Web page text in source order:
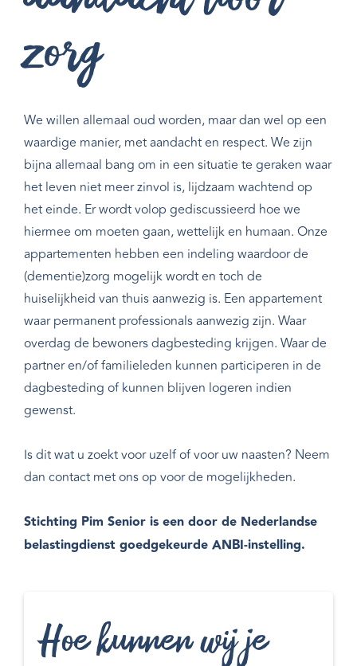
zorg
We willen allemaal oud worden, maar dan wel op een
waardige manier, met aandacht en respect. We zijn
bijna allemaal bang om in een situatie te geraken waar
het leven niet meer zinvol is, lijdzaam wachtend op
het einde. Er wordt volop gediscussieerd hoe we
hiermee om moeten gaan, wettelijk en humaan. Onze
appartementen hebben een indeling waardoor de
(dementie)zorg mogelijk wordt en toch de
huiselijkheid van thuis aanwezig is. Een appartement
waar permanent professionals aanwezig zijn. Waar
overdag de bewoners dagbesteding krijgen. Waar de
partner en/of familieleden kunnen participeren in de
dagbesteding of kunnen blijven logeren indien
gewenst.
Is dit wat u zoekt voor uzelf of voor uw naasten? Neem
dan contact met ons op voor de mogelijkheden.
Stichting Pim Senior is een door de Nederlandse
belastingdienst goedgekeurde ANBI-instelling.
Hoe kunnen wij je